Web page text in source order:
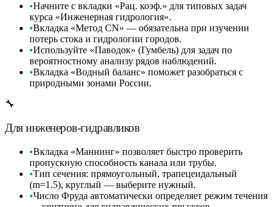
•Начните с вкладки «Рац. коэф.» для типовых задач
курса «Инженерная гидрология».
•Вкладка «Метод CN» — обязательна при изучении
потерь стока и гидрологии городов.
•Используйте «Паводок» (Гумбель) для задач по
вероятностному анализу рядов наблюдений.
•Вкладка «Водный баланс» поможет разобраться с
природными зонами России.
🔧
Для инженеров-гидравликов
•Вкладка «Маннинг» позволяет быстро проверить
пропускную способность канала или трубы.
•Тип сечения: прямоугольный, трапецеидальный
(m=1.5), круглый — выберите нужный.
•Число Фруда автоматически определяет режим течения